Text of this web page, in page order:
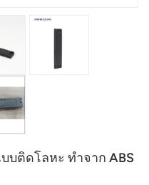
บติดโลหะ ทำจาก ABS